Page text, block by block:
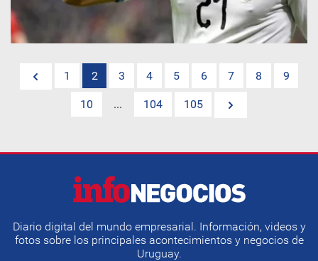
1 2 3 4 5 6 7 8 9
10 ... 104 105
Diario digital del mundo empresarial. Información, videos y
fotos sobre los principales acontecimientos y negocios de
Uruguay.